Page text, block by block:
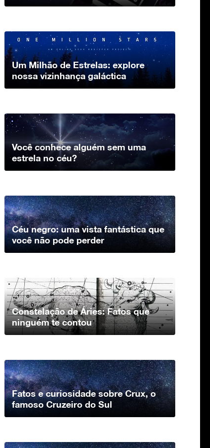
Um Milhão de Estrelas: explore
nossa vizinhança galáctica
Você conhece alguém sem uma
estrela no céu?
Céu negro: uma vista fantástica que
você não pode perder
Constelação de Áries: Fatos que
ninguém te contou
Fatos e curiosidade sobre Crux, o
famoso Cruzeiro do Sul